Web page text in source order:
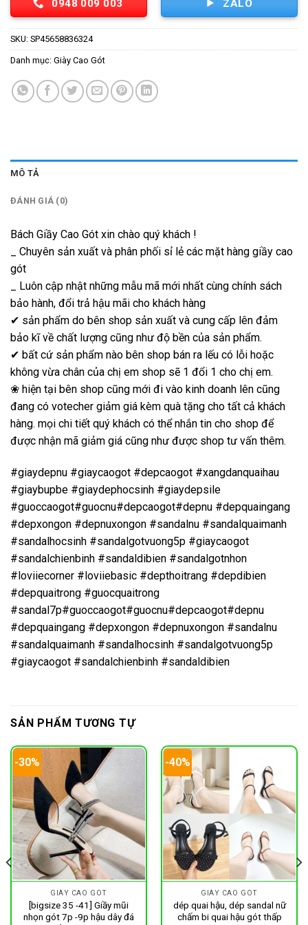
0948 009 003 ZALO
SKU: SP45658836324
Danh mục: Giày Cao Gót
MÔ TẢ
ĐÁNH GIÁ (0)
Bách Giầy Cao Gót xin chào quý khách !
_ Chuyên sản xuất và phân phối sỉ lẻ các mặt hàng giầy cao
gót
_ Luôn cập nhật những mẫu mã mới nhất cùng chính sách
bảo hành, đổi trả hậu mãi cho khách hàng
✔ sản phẩm do bên shop sản xuất và cung cấp lên đảm
bảo kĩ về chất lượng cũng như độ bền của sản phẩm.
✔ bất cứ sản phẩm nào bên shop bán ra lếu có lỗi hoặc
không vừa chân của chị em shop sẽ 1 đổi 1 cho chị em.
❀ hiện tại bên shop cũng mới đi vào kinh doanh lên cũng
đang có votecher giảm giá kèm quà tặng cho tất cả khách
hàng. mọi chi tiết quý khách có thể nhắn tin cho shop để
được nhận mã giảm giá cũng như được shop tư vấn thêm.
#giaydepnu #giaycaogot #depcaogot #xangdanquaihau
#giaybupbe #giaydephocsinh #giaydepsile
#guoccaogot#guocnu#depcaogot#depnu #depquaingang
#depxongon #depnuxongon #sandalnu #sandalquaimanh
#sandalhocsinh #sandalgotvuong5p #giaycaogot
#sandalchienbinh #sandaldibien #sandalgotnhon
#loviiecorner #loviiebasic #depthoitrang #depdibien
#depquaitrong #guocquaitrong
#sandal7p#guoccaogot#guocnu#depcaogot#depnu
#depquaingang #depxongon #depnuxongon #sandalnu
#sandalquaimanh #sandalhocsinh #sandalgotvuong5p
#giaycaogot #sandalchienbinh #sandaldibien
SẢN PHẨM TƯƠNG TỰ
-30%
GIÀY CAO GÓT
[bigsize 35 -41] Giầy mũi
nhọn gót 7p -9p hậu dây đá
-40%
GIÀY CAO GÓT
dép quai hậu, dép sandal nữ
chấm bi quai hậu gót thấp